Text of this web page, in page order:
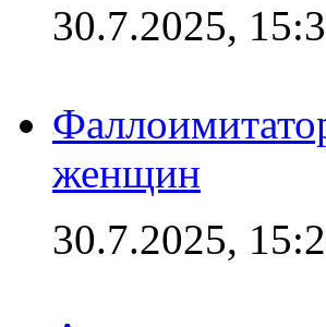
30.7.2025,
женщин
30.7.2025,